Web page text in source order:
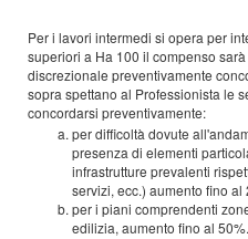
Per i lavori intermedi si opera per
superiori a Ha 100 il compenso
discrezionale preventivamente
sopra spettano al Professionista le
concordarsi preventivamente:
per difficoltà dovute
presenza di elementi
infrastrutture prevalenti
servizi, ecc.) aumento fino al
per i piani comprendenti
edilizia, aumento fino al 50%.